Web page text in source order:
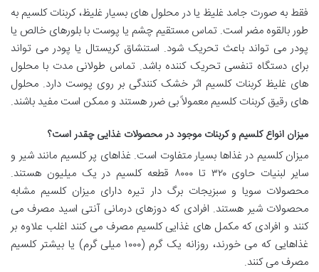
فقط به صورت جامد غلیظ یا در محلول های بسیار غلیظ، کربنات کلسیم به
طور بالقوه مضر است. تماس مستقیم چشم یا پوست با بلورهای خالص یا
پودر می تواند باعث تحریک شود. استنشاق کریستال یا پودر می تواند
برای دستگاه تنفسی تحریک کننده باشد. تماس طولانی مدت با محلول
های غلیظ کربنات کلسیم اثر خشک کنندگی بر روی پوست دارد. محلول
های رقیق کربنات کلسیم معمولاً بی ضرر هستند و ممکن است مفید باشند.
میزان انواع کلسیم و کربنات موجود در محصولات غذایی چقدر است؟
میزان کلسیم در غذاها بسیار متفاوت است. غذاهای پر کلسیم مانند شیر و
سایر لبنیات حاوی ۳۲۰ تا ۸۰۰۰ قطعه کلسیم در یک میلیون هستند.
محصولات سویا و سبزیجات برگ دار تیره دارای میزان کلسیم مشابه
محصولات شیر ​​هستند. افرادی که دوزهای درمانی آنتی اسید مصرف می
کنند و افرادی که مکمل های غذایی کلسیم مصرف می کنند اغلب علاوه بر
غذاهایی که می خورند، روزانه یک گرم (۱۰۰۰ میلی گرم) یا بیشتر کلسیم
مصرف می کنند.